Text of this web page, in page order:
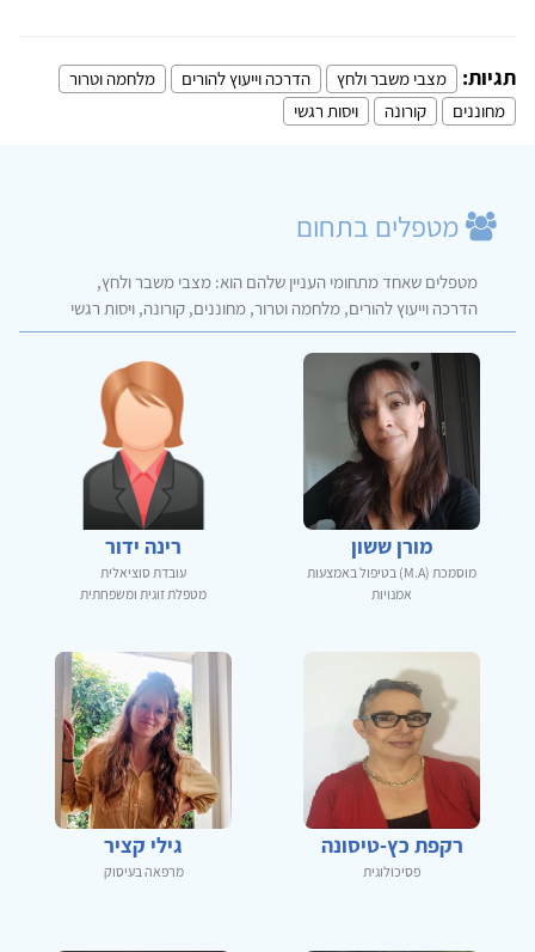
תגיות: מצבי משבר ולחץ הדרכה וייעוץ להורים
מלחמה וטרור
מחוננים
קורונה ויסות רגשי
מטפלים בתחום
מטפלים שאחד מתחומי העניין שלהם הוא: מצבי משבר ולחץ,
הדרכה וייעוץ להורים, מלחמה וטרור, מחוננים, קורונה, ויסות רגשי
מורן ששון
מוסמכת (M.A) בטיפול באמצעות
אמנויות
רינה ידור
עובדת סוציאלית
מטפלת זוגית ומשפחתית
רקפת כץ-טיסונה
פסיכולוגית
גילי קציר
מרפאה בעיסוק